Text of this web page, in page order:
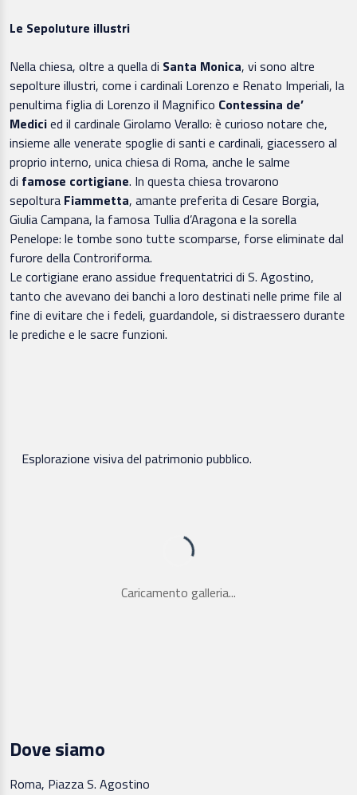
Le Sepoluture illustri
Nella chiesa, oltre a quella di Santa Monica, vi sono altre
sepolture illustri, come i cardinali Lorenzo e Renato Imperiali, la
penultima figlia di Lorenzo il Magnifico Contessina de’
Medicied il cardinale Girolamo Verallo: è curioso notare che,
insieme alle venerate spoglie di santi e cardinali, giacessero al
proprio interno, unica chiesa di Roma, anche le salme
di famose cortigiane. In questa chiesa trovarono
sepoltura Fiammetta, amante preferita di Cesare Borgia,
Giulia Campana, la famosa Tullia d’Aragona e la sorella
Penelope: le tombe sono tutte scomparse, forse eliminate dal
furore della Controriforma.
Le cortigiane erano assidue frequentatrici di S. Agostino,
tanto che avevano dei banchi a loro destinati nelle prime file al
fine di evitare che i fedeli, guardandole, si distraessero durante
le prediche e le sacre funzioni.
Esplorazione visiva del patrimonio pubblico.
Caricamento galleria...
Dove siamo
Roma, Piazza S. Agostino